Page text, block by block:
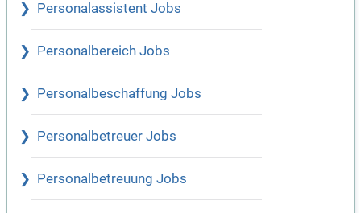
Personalassistent Jobs
Personalbereich Jobs
Personalbeschaffung Jobs
Personalbetreuer Jobs
Personalbetreuung Jobs